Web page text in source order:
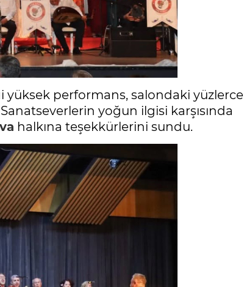
performans, salondaki yüzlerce
yoğun ilgisi karşısında
halkına teşekkürlerini sundu.